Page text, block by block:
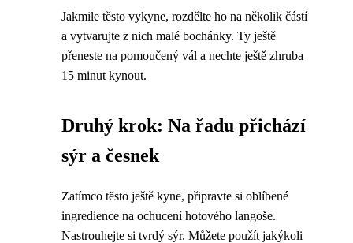
Jakmile těsto vykyne, rozdělte ho na několik částí
a vytvarujte z nich malé bochánky. Ty ještě
přeneste na pomoučený vál a nechte ještě zhruba
15 minut kynout.
Druhý krok: Na řadu přichází
sýr a česnek
Zatímco těsto ještě kyne, připravte si oblíbené
ingredience na ochucení hotového langoše.
Nastrouhejte si tvrdý sýr. Můžete použít jakýkoli